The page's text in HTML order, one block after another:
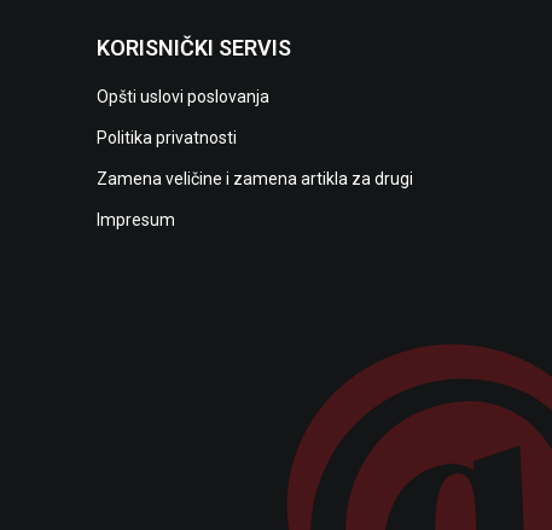
KORISNIČKI SERVIS
Opšti uslovi poslovanja
Politika privatnosti
Zamena veličine i zamena artikla za drugi
Impresum